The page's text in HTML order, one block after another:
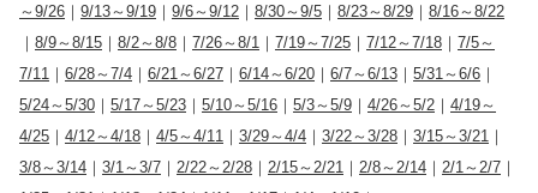
～9/26 ｜ 9/13～9/19 ｜ 9/6～9/12 ｜ 8/30～9/5 ｜ 8/23～8/29 ｜ 8/16～8/22
｜ 8/9～8/15 ｜ 8/2～8/8 ｜ 7/26～8/1 ｜ 7/19～7/25 ｜ 7/12～7/18 ｜ 7/5～
7/11 ｜ 6/28～7/4 ｜ 6/21～6/27 ｜ 6/14～6/20 ｜ 6/7～6/13 ｜ 5/31～6/6 ｜
5/24～5/30 ｜ 5/17～5/23 ｜ 5/10～5/16 ｜ 5/3～5/9 ｜ 4/26～5/2 ｜ 4/19～
4/25 ｜ 4/12～4/18 ｜ 4/5～4/11 ｜ 3/29～4/4 ｜ 3/22～3/28 ｜ 3/15～3/21 ｜
3/8～3/14 ｜ 3/1～3/7 ｜ 2/22～2/28 ｜ 2/15～2/21 ｜ 2/8～2/14 ｜ 2/1～2/7 ｜